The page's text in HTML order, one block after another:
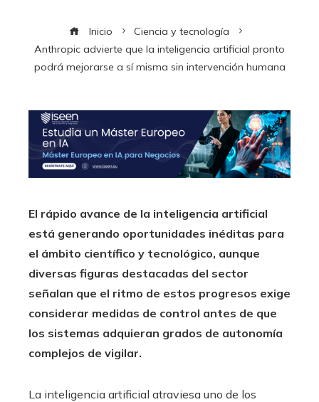
Inicio
Ciencia y tecnología
Anthropic advierte que la inteligencia artificial pronto
podrá mejorarse a sí misma sin intervención humana
El rápido avance de la inteligencia artificial
está generando oportunidades inéditas para
el ámbito científico y tecnológico, aunque
diversas figuras destacadas del sector
señalan que el ritmo de estos progresos exige
considerar medidas de control antes de que
los sistemas adquieran grados de autonomía
complejos de vigilar.
La inteligencia artificial atraviesa uno de los